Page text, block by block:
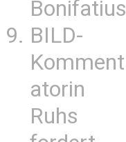
Bonifatius
BILD-
Komment
atorin
Ruhs